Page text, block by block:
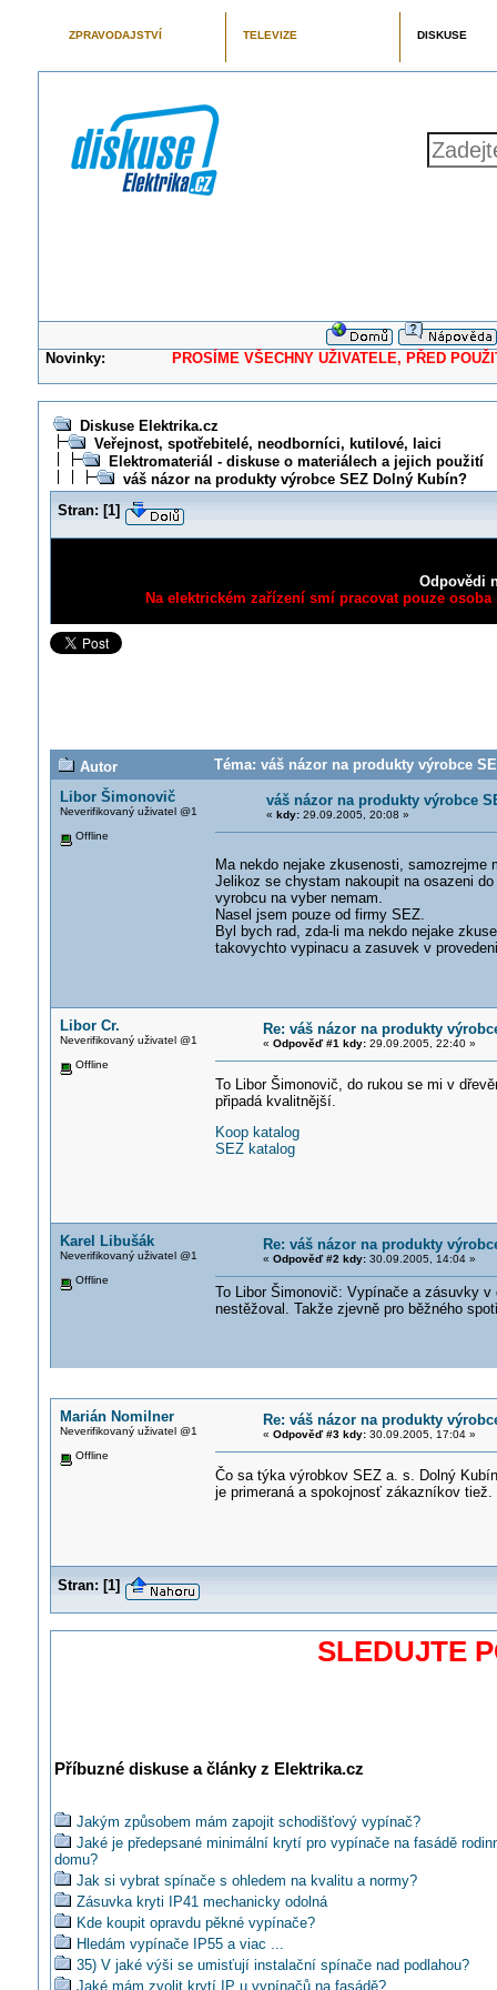
ZPRAVODAJSTVÍ TELEVIZE DISKUSE
Novinky: PROSÍME VŠECHNY UŽIVATELE, PŘED
Diskuse Elektrika.cz
Veřejnost, spotřebitelé, neodborníci, kutilové, laici
Elektromateriál - diskuse o materiálech a jejich použití
váš názor na produkty výrobce SEZ Dolný Kubín?
Stran: [1]
Odpovědi
Na elektrickém zařízení smí pracovat pouze
Autor
Téma: váš názor na produkty výrobce
Libor Šimonovič
Neverifikovaný uživatel @1
Offline
váš názor na produkty výrobce
« kdy:29.09.2005, 20:08 »
Ma nekdo nejake zkusenosti,
Jelikoz se chystam nakoupit na osazeni
vyrobcu na vyber nemam.
Nasel jsem pouze od firmy SEZ.
Byl bych rad, zda-li ma nekdo nejake
takovychto vypinacu a zasuvek v
Libor Cr.
Neverifikovaný uživatel @1
Offline
Re: váš názor na produkty
« Odpověď #1 kdy:29.09.2005, 22:40 »
To Libor Šimonovič, do rukou se mi v
připadá kvalitnější.
Koop katalog
SEZ katalog
Karel Libušák
Neverifikovaný uživatel @1
Offline
Re: váš názor na produkty
« Odpověď #2 kdy:30.09.2005, 14:04 »
To Libor Šimonovič: Vypínače a zásuvky
nestěžoval. Takže zjevně pro běžného
Marián Nomilner
Neverifikovaný uživatel @1
Offline
Re: váš názor na produkty
« Odpověď #3 kdy:30.09.2005, 17:04 »
Čo sa týka výrobkov SEZ a. s. Dolný
je primeraná a spokojnosť zákazníkov tiež.
Stran: [1]
SLEDUJTE
Příbuzné diskuse a články z Elektrika.cz
Jakým způsobem mám zapojit schodišťový vypínač?
Jaké je předepsané minimální krytí pro vypínače na fasádě
domu?
Jak si vybrat spínače s ohledem na kvalitu a normy?
Zásuvka kryti IP41 mechanicky odolná
Kde koupit opravdu pěkné vypínače?
Hledám vypínače IP55 a viac ...
35) V jaké výši se umisťují instalační spínače nad podlahou?
Jaké mám zvolit krytí IP u vypínačů na fasádě?